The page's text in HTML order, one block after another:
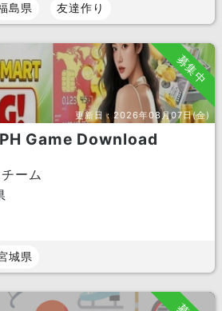
島県 友達作り
募集中
更新日：2026年08月07日(金)
Game Download
ーム
城県